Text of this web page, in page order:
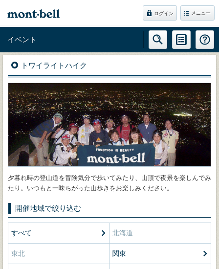
ログイン メニュー
イベント
トワイライトハイク
夕暮れ時の登山道を冒険気分で歩いてみたり、山頂で夜景を楽しんでみ
たり。いつもと一味ちがった山歩きをお楽しみください。
開催地域で絞り込む
すべて 北海道
東北 関東